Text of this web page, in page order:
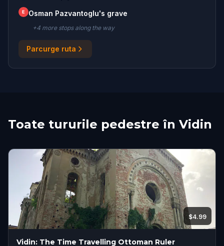
E Osman Pazvantoglu's grave
+4 more stopsalong the way
Parcurge ruta
Toate tururile pedestre în Vidin
$4.99
Vidin: The Time Travelling Ottoman Ruler